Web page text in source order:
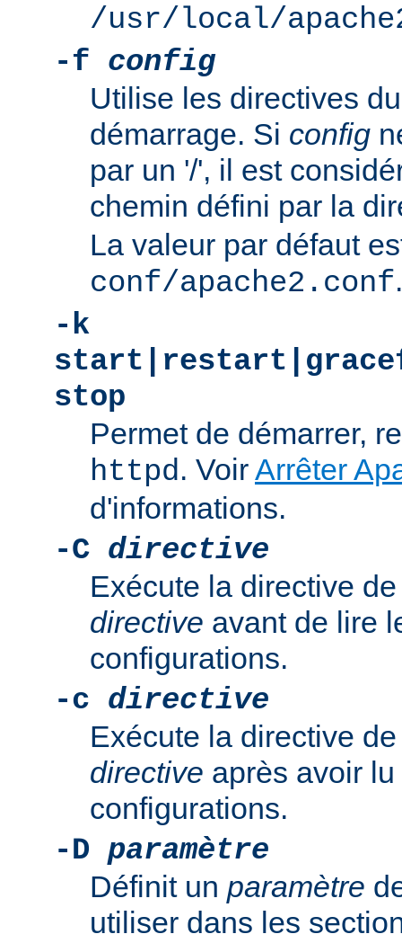
/usr/local/
-f config
Utilise les directives
démarrage. Si config
par un '/', il est
chemin défini par la
La valeur par défaut
conf/apache2.conf.
-k
stop
Permet de démarrer,
httpd. VoirArrêter
d'informations.
-C directive
Exécute la directive
directive avant de lire
configurations.
-c directive
Exécute la directive
directive après avoir
configurations.
-D paramètre
Définit un paramètre
utiliser dans les